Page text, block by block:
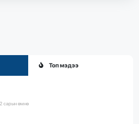
Топ мэдээ
2 сарын өмнө